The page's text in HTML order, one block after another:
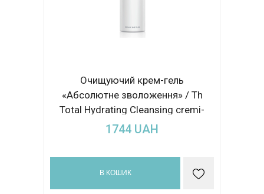
Очищуючий крем-гель
«Абсолютне зволоження» / Th
Total Hydrating Cleansing cremi-
gel 250ml
1744 UAH
В КОШИК